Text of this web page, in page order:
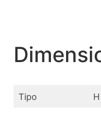
Tipo H